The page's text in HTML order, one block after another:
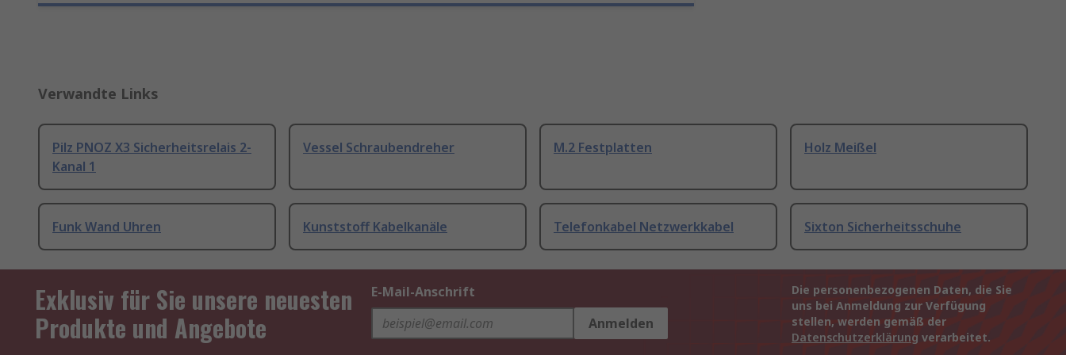
Verwandte Links
Pilz PNOZ X3 Sicherheitsrelais 2-
Kanal 1
Vessel Schraubendreher M.2 Festplatten Holz Meißel
Funk Wand Uhren Kunststoff Kabelkanäle Telefonkabel Netzwerkkabel Sixton Sicherheitsschuhe
Exklusiv für Sie unsere neuesten
Produkte und Angebote
E-Mail-Anschrift
Anmelden
Die personenbezogenen Daten, die Sie
uns bei Anmeldung zur Verfügung
stellen, werden gemäß der
Datenschutzerklärung verarbeitet.